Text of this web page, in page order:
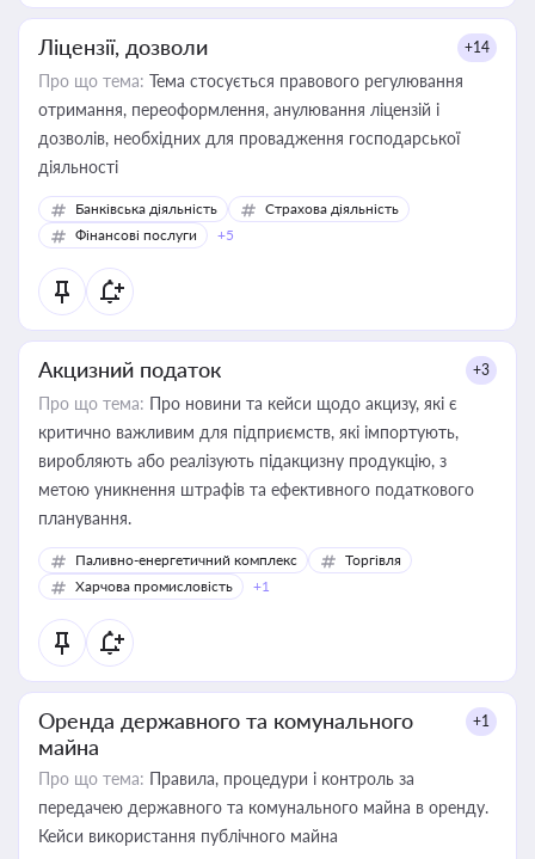
Ліцензії, дозволи +14
Про що тема: Тема стосується правового регулювання
отримання, переоформлення, анулювання ліцензій і
дозволів, необхідних для провадження господарської
діяльності
Банківська діяльність
Страхова діяльність
Фінансові послуги
+5
Акцизний податок +3
Про що тема: Про новини та кейси щодо акцизу, які є
критично важливим для підприємств, які імпортують,
виробляють або реалізують підакцизну продукцію, з
метою уникнення штрафів та ефективного податкового
планування.
Паливно-енергетичний комплекс
Торгівля
Харчова промисловість
+1
Оренда державного та комунального
майна
+1
Про що тема: Правила, процедури і контроль за
передачею державного та комунального майна в оренду.
Кейси використання публічного майна